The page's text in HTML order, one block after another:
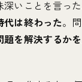
深いことを言っ
代は終わった。
を解決するか